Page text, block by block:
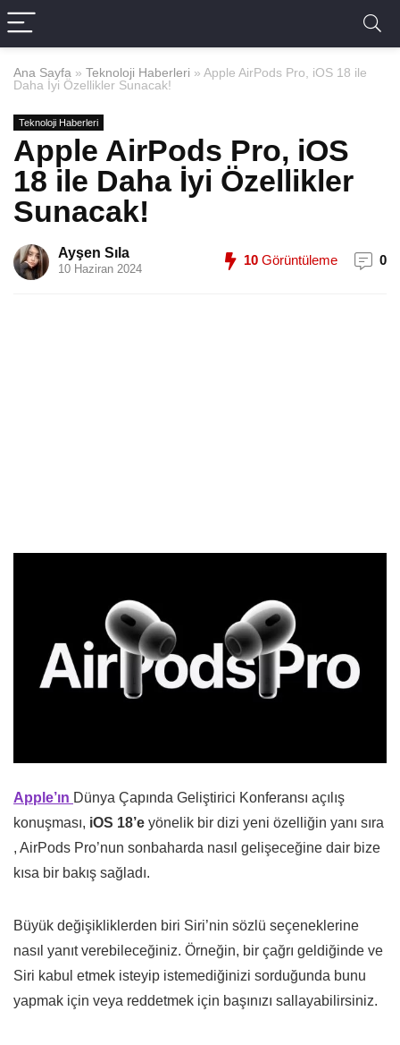
Ana Sayfa » Teknoloji Haberleri » Apple AirPods Pro, iOS 18 ile
Daha İyi Özellikler Sunacak!
Teknoloji Haberleri
Apple AirPods Pro, iOS
18 ile Daha İyi Özellikler
Sunacak!
Ayşen Sıla
10 Haziran 2024
10 Görüntüleme 0
Apple’ın Dünya Çapında Geliştirici Konferansı açılış
konuşması, iOS 18’e yönelik bir dizi yeni özelliğin yanı sıra
, AirPods Pro’nun sonbaharda nasıl gelişeceğine dair bize
kısa bir bakış sağladı.
Büyük değişikliklerden biri Siri’nin sözlü seçeneklerine
nasıl yanıt verebileceğiniz. Örneğin, bir çağrı geldiğinde ve
Siri kabul etmek isteyip istemediğinizi sorduğunda bunu
yapmak için veya reddetmek için başınızı sallayabilirsiniz.